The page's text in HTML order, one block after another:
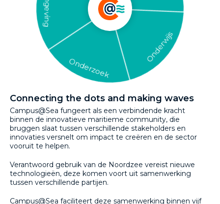
Onderwijs
Onderzoek
Connecting the dots and making waves
Campus@Sea fungeert als een verbindende kracht
binnen de innovatieve maritieme community, die
bruggen slaat tussen verschillende stakeholders en
innovaties versnelt om impact te creëren en de sector
vooruit te helpen.
Verantwoord gebruik van de Noordzee vereist nieuwe
technologieën, deze komen voort uit samenwerking
tussen verschillende partijen.
Campus@Sea faciliteert deze samenwerking binnen vijf